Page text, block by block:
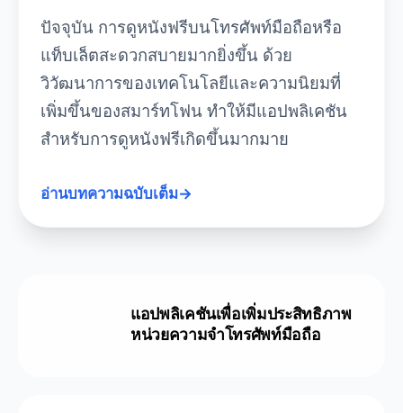
ปัจจุบัน การดูหนังฟรีบนโทรศัพท์มือถือหรือ
แท็บเล็ตสะดวกสบายมากยิ่งขึ้น ด้วย
วิวัฒนาการของเทคโนโลยีและความนิยมที่
เพิ่มขึ้นของสมาร์ทโฟน ทำให้มีแอปพลิเคชัน
สำหรับการดูหนังฟรีเกิดขึ้นมากมาย
อ่านบทความฉบับเต็ม→
แอปพลิเคชันเพื่อเพิ่มประสิทธิภาพ
หน่วยความจำโทรศัพท์มือถือ